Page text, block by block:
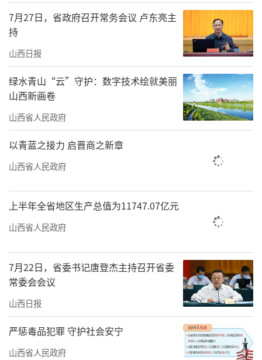
乡、汾阳市贾家庄镇、吕梁市离石区吴城镇、
昔阳县李家庄乡、榆社县云簇镇、平定县冠山
镇和锁簧镇、沁源县灵空山镇、长子县慈林
镇、泽州县高都镇、霍州市辛置镇、万荣县高
村镇。
据悉，试点地区要落实试点工作主体责
任，围绕既定的试点方向和内容，结合本地发
展基础、区位条件、资源禀赋、发展痛点，因
地制宜、讲求实效，有序推进试点任务落实。
试点建设要及时倾听群众对数字乡村建设的意
见和诉求，通过数字化技术切实解决群众急难
愁盼问题，不搞“形象工程”，防治“指尖上
的形式主义”。（王龙飞）
责任编辑：田汐
7月27日，省政府召开常务会议 卢东亮主
持
山西日报
绿水青山“云”守护：数字技术绘就美丽
山西新画卷
山西省人民政府
以青蓝之接力 启晋商之新章
山西省人民政府
上半年全省地区生产总值为11747.07亿元
山西省人民政府
7月22日，省委书记唐登杰主持召开省委
常委会会议
山西日报
严惩毒品犯罪 守护社会安宁
山西省人民政府